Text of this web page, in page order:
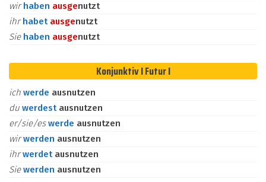
wirhaben ausgenutzt
ihrhabet ausgenutzt
Sie haben ausgenutzt
Konjunktiv I Futur I
ich werde ausnutzen
du werdest ausnutzen
er/sie/eswerde ausnutzen
wirwerden ausnutzen
ihrwerdet ausnutzen
Siewerden ausnutzen